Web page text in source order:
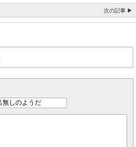
次の記事 ▶